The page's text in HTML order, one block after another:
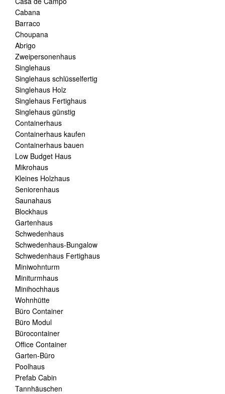
Cabana
Barraco
Choupana
Abrigo
Zweipersonenhaus
Singlehaus
Singlehaus schlüsselfertig
Singlehaus Holz
Singlehaus Fertighaus
Singlehaus günstig
Containerhaus
Containerhaus kaufen
Containerhaus bauen
Low Budget Haus
Mikrohaus
Kleines Holzhaus
Seniorenhaus
Saunahaus
Blockhaus
Gartenhaus
Schwedenhaus
Schwedenhaus-Bungalow
Schwedenhaus Fertighaus
Miniwohnturm
Miniturmhaus
Minihochhaus
Wohnhütte
Büro Container
Büro Modul
Bürocontainer
Office Container
Garten-Büro
Poolhaus
Prefab Cabin
Tannhäuschen